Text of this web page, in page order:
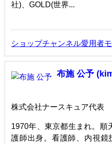
社)、GOLD(世界...
ショップチャンネル愛用者モ
布施 公予
株式会社ナースキュア代表
1970年、東京都生まれ。順
護師出身。看護師、内視鏡